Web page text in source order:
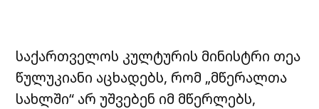
საქართველოს კულტურის მინისტრი თეა
წულუკიანი აცხადებს, რომ „მწერალთა
სახლში“ არ უშვებენ იმ მწერლებს,